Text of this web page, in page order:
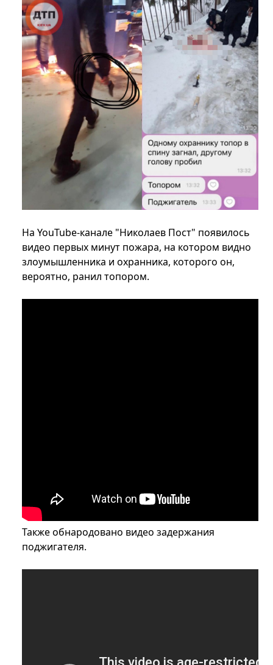
На YouTube-канале "Николаев Пост" появилось
видео первых минут пожара, на котором видно
злоумышленника и охранника, которого он,
вероятно, ранил топором.
Также обнародовано видео задержания
поджигателя.